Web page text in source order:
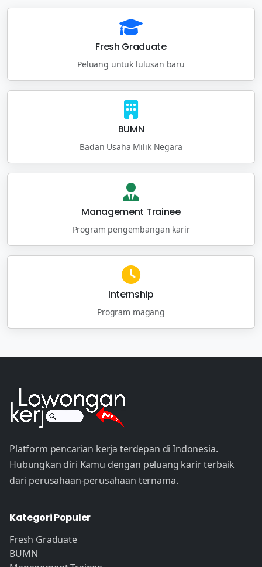
Fresh Graduate
Peluang untuk lulusan baru
BUMN
Badan Usaha Milik Negara
Management Trainee
Program pengembangan karir
Internship
Program magang
Platform pencarian kerja terdepan di Indonesia.
Hubungkan diri Kamu dengan peluang karir terbaik
dari perusahaan-perusahaan ternama.
Kategori Populer
Fresh Graduate
BUMN